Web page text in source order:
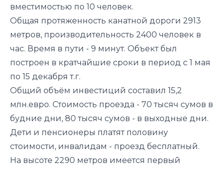
вместимостью по 10 человек.
Общая протяженность канатной дороги 2913
метров, производительность 2400 человек в
час. Время в пути - 9 минут. Объект был
построен в кратчайшие сроки в период с 1 мая
по 15 декабря т.г.
Общий объём инвестиций составил 15,2
млн.евро. Стоимость проезда - 70 тысяч сумов в
будние дни, 80 тысяч сумов - в выходные дни.
Дети и пенсионеры платят половину
стоимости, инвалидам - проезд бесплатный.
На высоте 2290 метров имеется первый